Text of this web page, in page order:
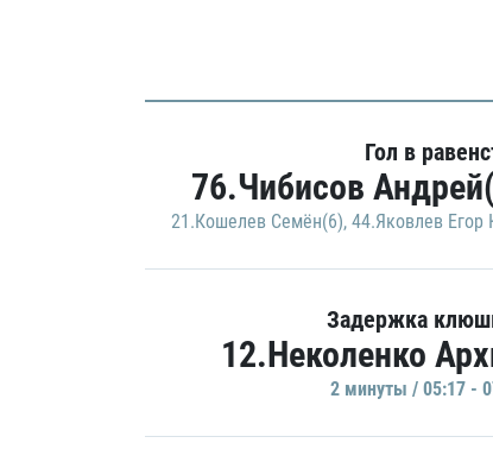
Гол в
76.Чибисов
21.Кошелев Семён(6), 44.Яковлев Егор
Задержка
12.Неколенко
2 минуты / 05:17 -